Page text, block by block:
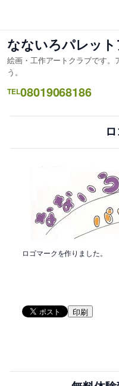
ス
キ
プ
なないろパレッ
絵画・工作アートクラブです。
う。
TEL08019068186
ロゴマークを作りました。
印刷